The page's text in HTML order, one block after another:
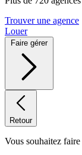
Trouver une agence
Louer
Faire gérer
Retour
Vous souhaitez